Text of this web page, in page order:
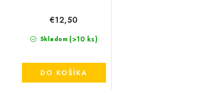
Skladom (>10 ks)
€12,50
DO KOŠÍKA